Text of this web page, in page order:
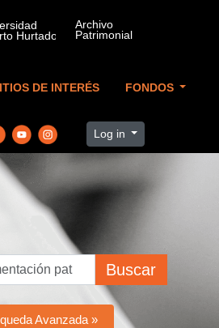
DE INTERÉS FONDOS
Log in
Buscar
Avanzada »